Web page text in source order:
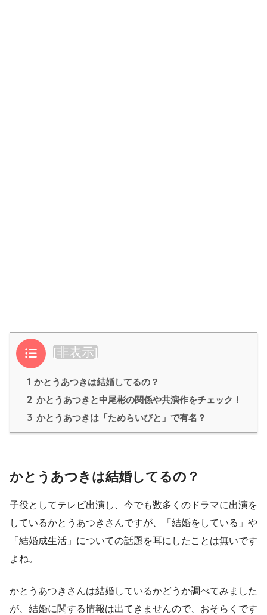
目次 [非表示]
1 かとうあつきは結婚してるの？
2 かとうあつきと中尾彬の関係や共演作をチェック！
3 かとうあつきは「ためらいびと」で有名？
かとうあつきは結婚してるの？
子役としてテレビ出演し、今でも数多くのドラマに出演を
しているかとうあつきさんですが、「結婚をしている」や
「結婚成生活」についての話題を耳にしたことは無いです
よね。
かとうあつきさんは結婚しているかどうか調べてみました
が、結婚に関する情報は出てきませんので、おそらくです